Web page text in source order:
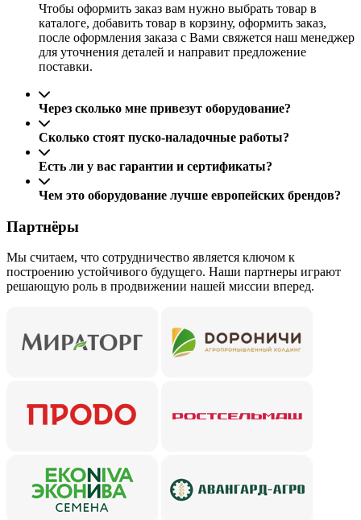
Чтобы оформить заказ вам нужно выбрать товар в
каталоге, добавить товар в корзину, оформить заказ,
после оформления заказа с Вами свяжется наш менеджер
для уточнения деталей и направит предложение
поставки.
Через сколько мне привезут оборудование?
Сколько стоят пуско-наладочные работы?
Есть ли у вас гарантии и сертификаты?
Чем это оборудование лучше европейских брендов?
Партнёры
Мы считаем, что сотрудничество является ключом к
построению устойчивого будущего. Наши партнеры играют
решающую роль в продвижении нашей миссии вперед.